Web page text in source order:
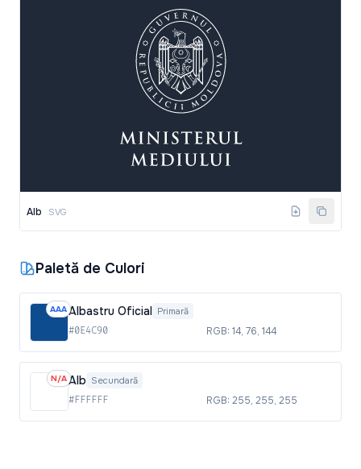
Alb SVG
Paletă de Culori
AAAAlbastru Oficial Primară
#0E4C90 RGB: 14, 76, 144
N/AAlb Secundară
#FFFFFF RGB: 255, 255, 255